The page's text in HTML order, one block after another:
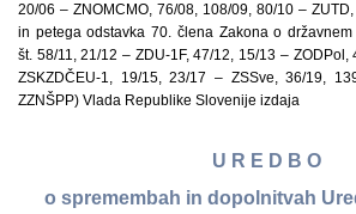
20/06 – ZNOMCMO, 76/08, 108/09, 80/10 –
in petega odstavka 70. člena Zakona o
št. 58/11, 21/12 – ZDU-1F, 47/12, 15/13 –
ZSKZDČEU-1, 19/15, 23/17 – ZSSve, 36/19,
ZZNŠPP) Vlada Republike Slovenije izdaja
U R E D B O
o spremembah in dopolnitvah